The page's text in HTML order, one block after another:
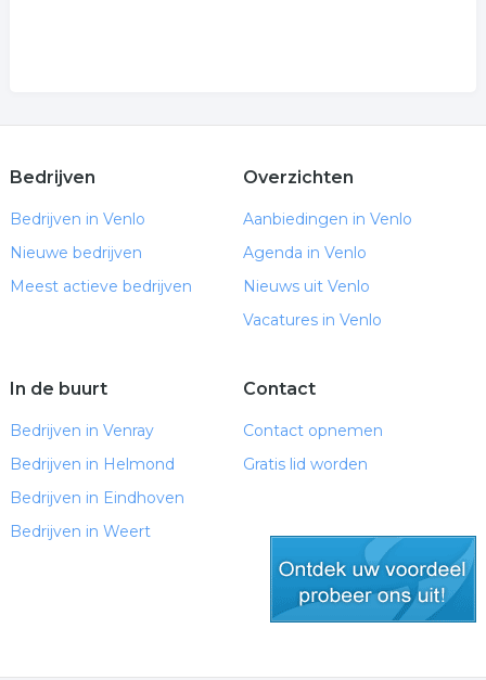
Bedrijven
Bedrijven in Venlo
Nieuwe bedrijven
Meest actieve bedrijven
Overzichten
Aanbiedingen in Venlo
Agenda in Venlo
Nieuws uit Venlo
Vacatures in Venlo
In de buurt
Bedrijven in Venray
Bedrijven in Helmond
Bedrijven in Eindhoven
Bedrijven in Weert
Contact
Contact opnemen
Gratis lid worden